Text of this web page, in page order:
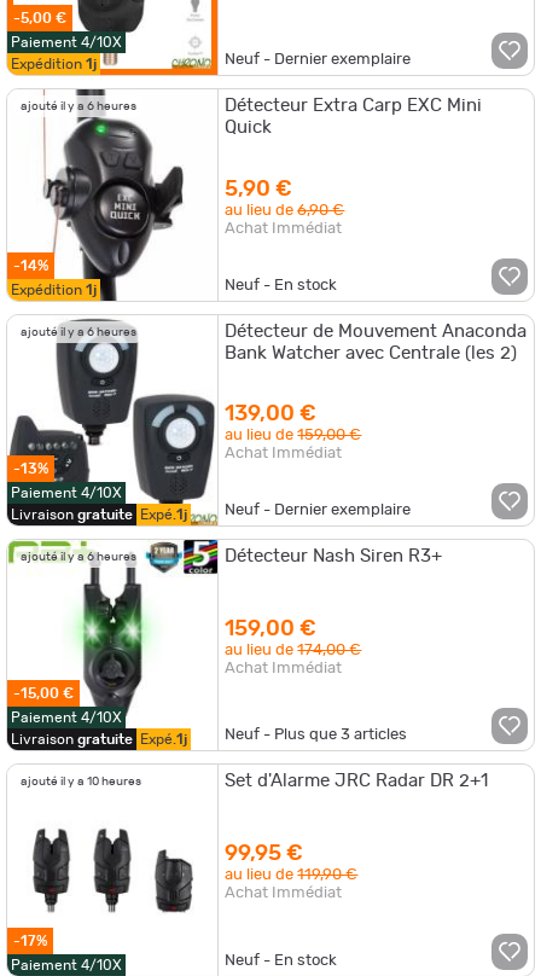
-5,00 €
Paiement 4/10X
Expédition 1j Neuf - Dernier exemplaire
ajouté il y a 6 heures
-14%
Expédition 1j
Détecteur Extra Carp EXC Mini
Quick
5,90 €
au lieu de6,90 €
Achat Immédiat
Neuf - En stock
ajouté il y a 6 heures
-13%
Paiement 4/10X
Livraison gratuite Expé. 1j
Détecteur de Mouvement Anaconda
Bank Watcher avec Centrale (les 2)
139,00 €
au lieu de159,00 €
Achat Immédiat
Neuf - Dernier exemplaire
ajouté il y a 6 heures
-15,00 €
Paiement 4/10X
Livraison gratuite Expé. 1j
Détecteur Nash Siren R3+
159,00 €
au lieu de174,00 €
Achat Immédiat
Neuf - Plus que3 articles
ajouté il y a 10 heures
-17%
Paiement 4/10X
Set d'Alarme JRC Radar DR 2+1
99,95 €
au lieu de119,90 €
Achat Immédiat
Neuf - En stock